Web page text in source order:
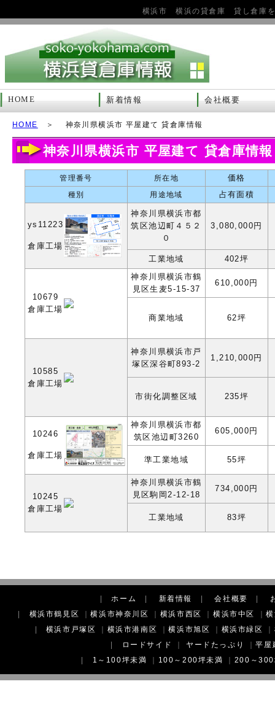
横浜市 横浜の貸倉庫 貸し倉庫
HOME 新着情報 会社概要
HOME ＞ 神奈川県横浜市 平屋建て 貸倉庫情報
神奈川県横浜市 平屋建て 貸倉庫情報
管理番号 所在地 価格
種別 用途地域 占有面積
ys11223
倉庫工場
神奈川県横浜市都
筑区池辺町４５２
０
3,080,000円
工業地域 402坪
10679
倉庫工場
神奈川県横浜市鶴
見区生麦5-15-37
610,000円
商業地域 62坪
10585
倉庫工場
神奈川県横浜市戸
塚区深谷町893-2
1,210,000円
市街化調整区域 235坪
10246
倉庫工場
神奈川県横浜市都
筑区池辺町3260
605,000円
準工業地域 55坪
10245
倉庫工場
神奈川県横浜市鶴
見区駒岡2-12-18
734,000円
工業地域 83坪
|ホーム 新着情報 |会社概要
横浜市鶴見区 ｜横浜市神奈川区 横浜市西区 ｜横浜市中区 ｜
横浜市戸塚区 横浜市港南区 ｜横浜市旭区 横浜市緑区
ロードサイド ヤードたっぷり ｜平屋
1～100坪未満 100～200坪未満 200～300